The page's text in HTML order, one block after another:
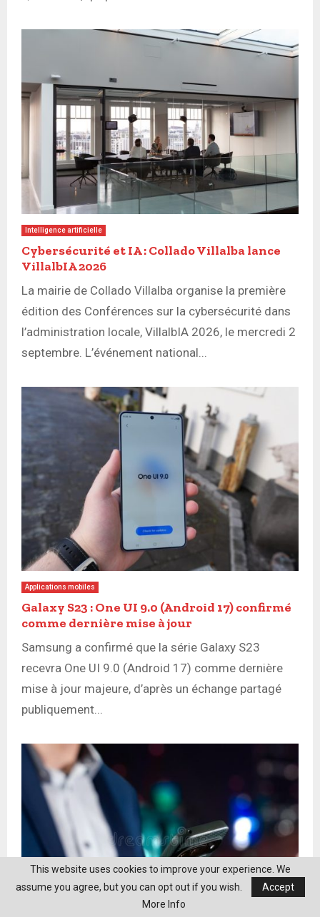
Intelligence artificielle
Cybersécurité et IA : Collado Villalba lance
VillalbIA 2026
La mairie de Collado Villalba organise la première
édition des Conférences sur la cybersécurité dans
l’administration locale, VillalbIA 2026, le mercredi 2
septembre. L’événement national...
Applications mobiles
Galaxy S23 : One UI 9.0 (Android 17) confirmé
comme dernière mise à jour
Samsung a confirmé que la série Galaxy S23
recevra One UI 9.0 (Android 17) comme dernière
mise à jour majeure, d’après un échange partagé
publiquement...
This website uses cookies to improve your experience. We
assume you agree, but you can opt out if you wish.
Accept
More Info